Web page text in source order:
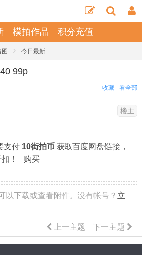
模拍作品 积分充值
图 › 今日最新
99p
看全部
收藏
楼主
支付 10街拍币 获取百度网盘链接，
扣！ 购买
以下载或查看附件。没有帐号？ 立
下一主题
上一主题